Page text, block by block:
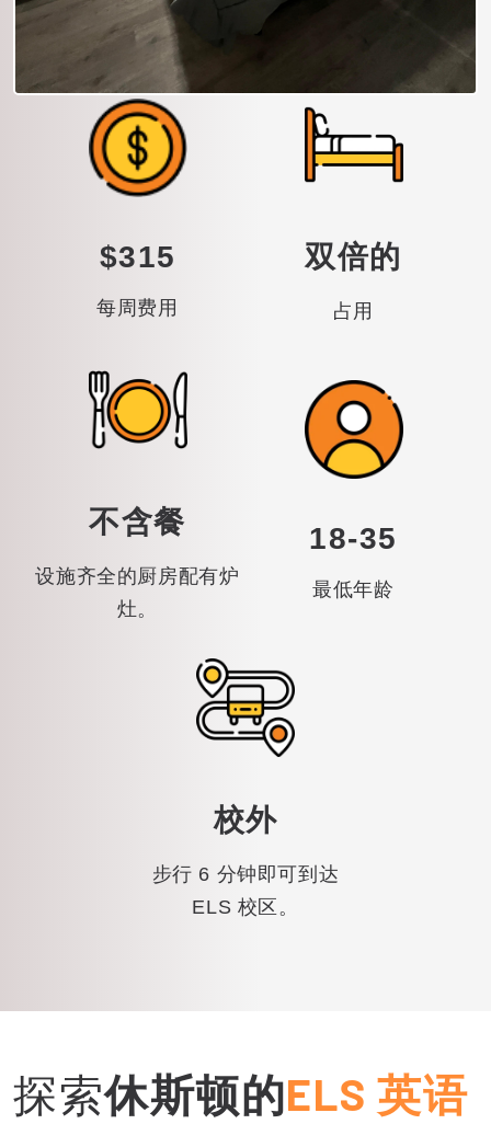
$315
每周费用
双倍的
占用
不含餐
设施齐全的厨房配有炉
灶。
18-35
最低年龄
校外
步行 6 分钟即可到达
ELS 校区。
探索休斯顿的ELS 英语